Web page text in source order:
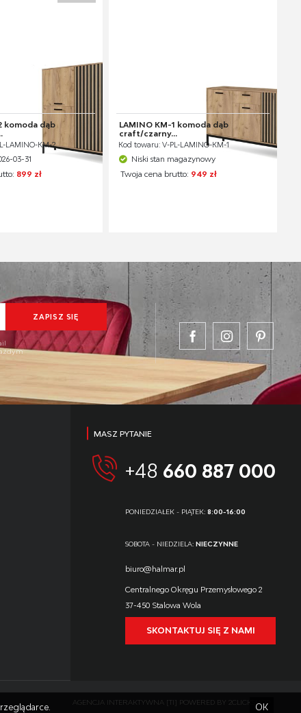
komoda dąb
LAMINO-KM-2
03-31
899 zł
LAMINO KM-1 komoda dąb
craft/czarny...
Kod towaru: V-PL-LAMINO-KM-1
Niski stan magazynowy
Twoja cena brutto: 949 zł
MASZ PYTANIE
+48 660 887 000
PONIEDZIAŁEK - PIĄTEK:8:00-16:00
SOBOTA - NIEDZIELA: NIECZYNNE
biuro@halmar.pl
Centralnego Okręgu Przemysłowego 2
37-450 Stalowa Wola
SKONTAKTUJ SIĘ Z NAMI
AGENCJA INTERAKTYWNA [TI] POWERED BY 2CLICKSHOP
OK